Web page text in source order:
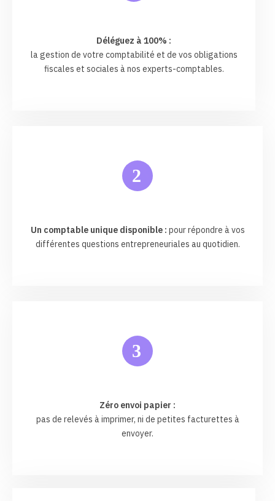
Déléguez à 100% :
la gestion de votre comptabilité et de vos obligations
fiscales et sociales à nos experts-comptables.
2
Un comptable unique disponible : pour répondre à vos
différentes questions entrepreneuriales au quotidien.
3
Zéro envoi papier :
pas de relevés à imprimer, ni de petites facturettes à
envoyer.